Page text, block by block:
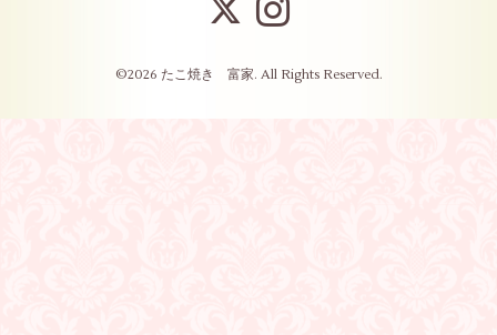
©2026 たこ焼き 富家. All Rights Reserved.